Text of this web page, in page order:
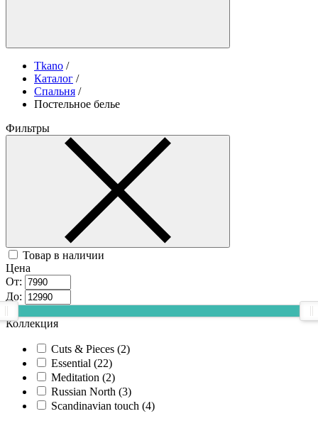
Tkano /
Каталог /
Спальня /
Постельное белье
Фильтры
Товар в наличии
Цена
От:
До:
Коллекция
Cuts & Pieces (2)
Essential (22)
Meditation (2)
Russian North (3)
Scandinavian touch (4)